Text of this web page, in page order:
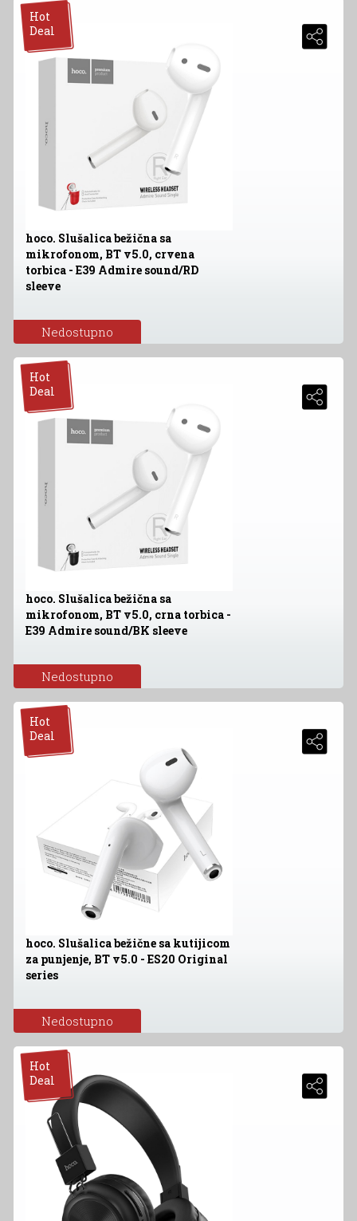
Hot
Deal
hoco. Slušalica bežična sa
mikrofonom, BT v5.0, crvena
torbica - E39 Admire sound/RD
sleeve
Nedostupno
Hot
Deal
hoco. Slušalica bežična sa
mikrofonom, BT v5.0, crna torbica -
E39 Admire sound/BK sleeve
Nedostupno
Hot
Deal
hoco. Slušalica bežične sa kutijicom
za punjenje, BT v5.0 - ES20 Original
series
Nedostupno
Hot
Deal